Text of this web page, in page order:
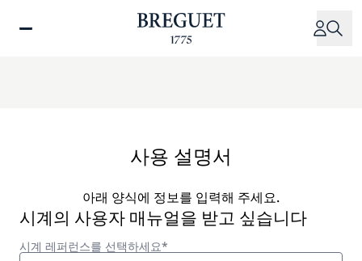
사용 설명서
아래 양식에 정보를 입력해 주세요.
시계의 사용자 매뉴얼을 받고 싶습니다
시계 레퍼런스를 선택하세요*